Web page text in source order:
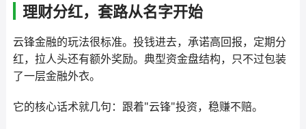
理财分红，套路从名字开始
云锋金融的玩法很标准。投钱进去，承诺高回报，定期分
红，拉人头还有额外奖励。典型资金盘结构，只不过包装
了一层金融外衣。
它的核心话术就几句：跟着"云锋"投资，稳赚不赔。